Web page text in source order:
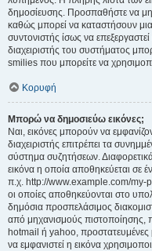
δημοσίευσης. Προσπαθήστε να μη
καθώς μπορεί να καταστήσουν
συντονιστής ίσως να
διαχειριστής του συστήματος
smilies που μπορείτε να
Κορυφή
Μπορώ να δημοσιεύω εικόνες;
Ναι, εικόνες μπορούν να
διαχειριστής επιτρέπει τα
σύστημα συζητήσεων.
εικόνα η οποία αποθηκεύεται σε
π.χ. http://www.example.com/my-
οι οποίες αποθηκεύονται στο
δημόσια προσπελάσιμος
από μηχανισμούς πιστοποίησης,
hotmail ή yahoo, προστατευμένες
να εμφανιστεί η εικόνα